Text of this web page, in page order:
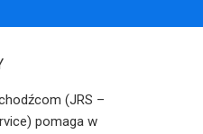
(JRS –
pomaga w